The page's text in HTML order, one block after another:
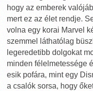
hogy az emberek
mert ez az élet rendje.
volna egy korai Marvel
szemmel láthatólag
legeredetibb dolgokat
minden félelmetessége
esik pofára, mint egy
a csalók sorsa, hogy